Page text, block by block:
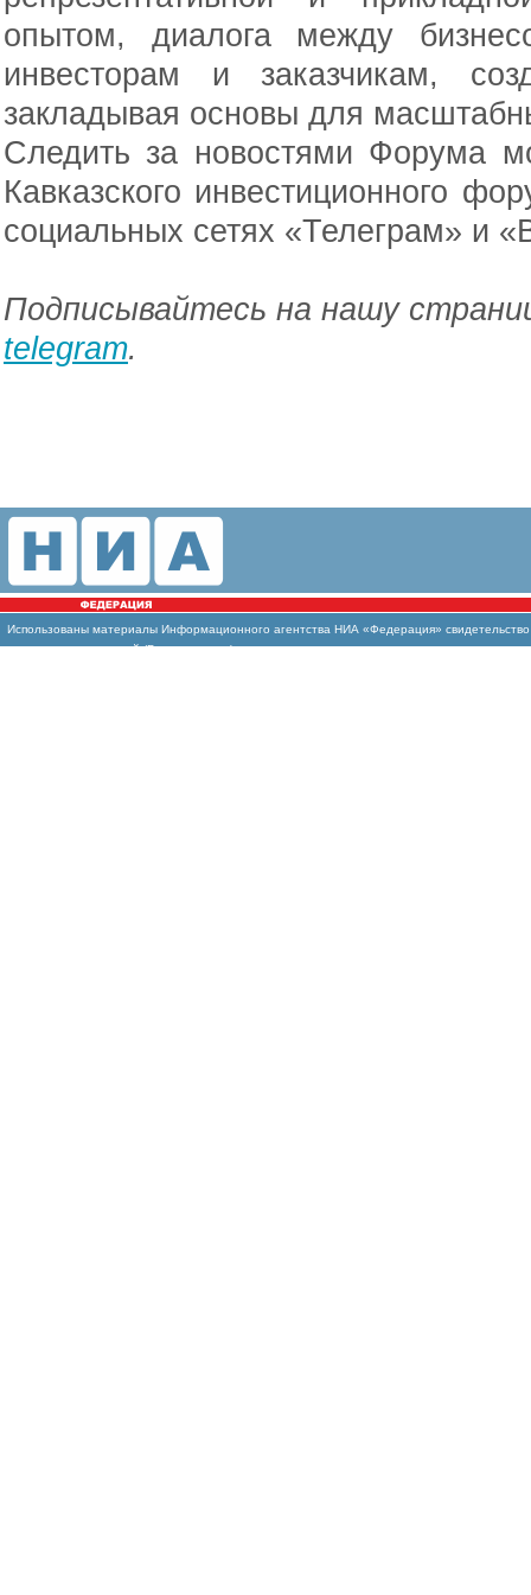
опытом, диалога между
инвесторам и заказчикам,
закладывая основы для
Следить за новостями Форума
Кавказского инвестиционного
социальных сетях «Телеграм» и
Подписывайтесь на нашу
telegram.
Использованы материалы Информационного агентства НИА «Федерация»
массовых коммуникаций (Роскомнадзор)